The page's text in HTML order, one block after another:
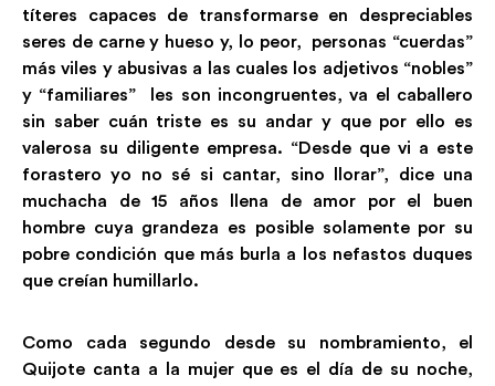
títeres capaces de transformarse en despreciables
seres de carne y hueso y, lo peor, personas “cuerdas”
más viles y abusivas a las cuales los adjetivos “nobles”
y “familiares” les son incongruentes, va el caballero
sin saber cuán triste es su andar y que por ello es
valerosa su diligente empresa. “Desde que vi a este
forastero yo no sé si cantar, sino llorar”, dice una
muchacha de 15 años llena de amor por el buen
hombre cuya grandeza es posible solamente por su
pobre condición que más burla a los nefastos duques
que creían humillarlo.
Como cada segundo desde su nombramiento, el
Quijote canta a la mujer que es el día de su noche,